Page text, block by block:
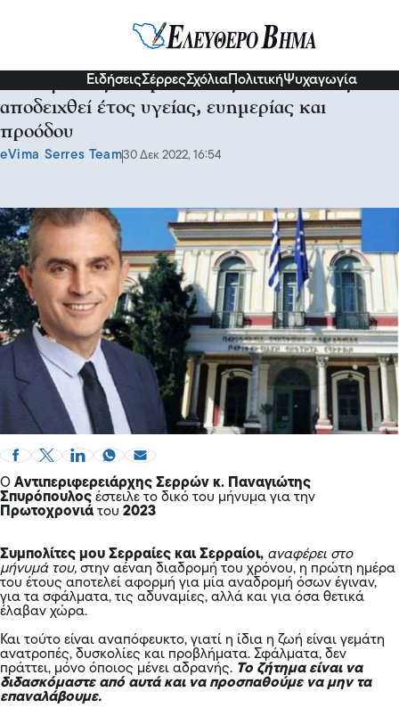
ΕιδήσειςΣέρρεςΣχόλια ΠολιτικήΨυχαγωγία
Παναγιώτης Σπυρόπουλος: Το νέο έτος να
αποδειχθεί έτος υγείας, ευημερίας και
προόδου
eVima Serres Team30 Δεκ 2022, 16:54
Ο Αντιπεριφερειάρχης Σερρών κ. Παναγιώτης
Σπυρόπουλος έστειλε το δικό του μήνυμα για την
Πρωτοχρονιά του 2023
Συμπολίτες μου Σερραίες και Σερραίοι, αναφέρει στο
μήνυμά του, στην αέναη διαδρομή του χρόνου, η πρώτη ημέρα
του έτους αποτελεί αφορμή για μία αναδρομή όσων έγιναν,
για τα σφάλματα, τις αδυναμίες, αλλά και για όσα θετικά
έλαβαν χώρα.
Και τούτο είναι αναπόφευκτο, γιατί η ίδια η ζωή είναι γεμάτη
ανατροπές, δυσκολίες και προβλήματα. Σφάλματα, δεν
πράττει, μόνο όποιος μένει αδρανής. Το ζήτημα είναι να
διδασκόμαστε από αυτά και να προσπαθούμε να μην τα
επαναλάβουμε.